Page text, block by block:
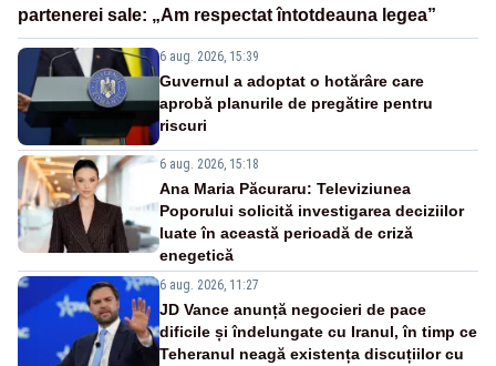
partenerei sale: „Am respectat întotdeauna legea”
6 aug. 2026, 15:39
Guvernul a adoptat o hotărâre care
aprobă planurile de pregătire pentru
riscuri
6 aug. 2026, 15:18
Ana Maria Păcuraru: Televiziunea
Poporului solicită investigarea deciziilor
luate în această perioadă de criză
enegetică
6 aug. 2026, 11:27
JD Vance anunță negocieri de pace
dificile și îndelungate cu Iranul, în timp ce
Teheranul neagă existența discuțiilor cu